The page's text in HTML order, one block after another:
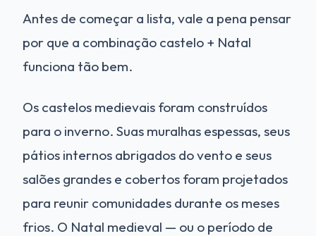
Antes de começar a lista, vale a pena pensar
por que a combinação castelo + Natal
funciona tão bem.
Os castelos medievais foram construídos
para o inverno. Suas muralhas espessas, seus
pátios internos abrigados do vento e seus
salões grandes e cobertos foram projetados
para reunir comunidades durante os meses
frios. O Natal medieval — ou o período de